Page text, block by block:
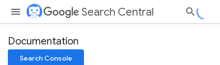
Search Central
Documentation
Search Console